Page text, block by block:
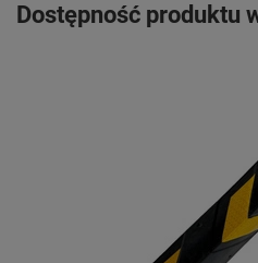
Dostępność produktu